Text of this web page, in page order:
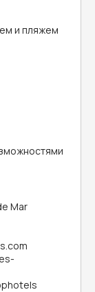
и пляжем
Mar